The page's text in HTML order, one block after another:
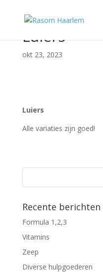
Luiers
okt 23, 2023
Luiers
Alle variaties zijn goed!
Recente berichten
Formula 1,2,3
Vitamins
Zeep
Diverse hulpgoederen